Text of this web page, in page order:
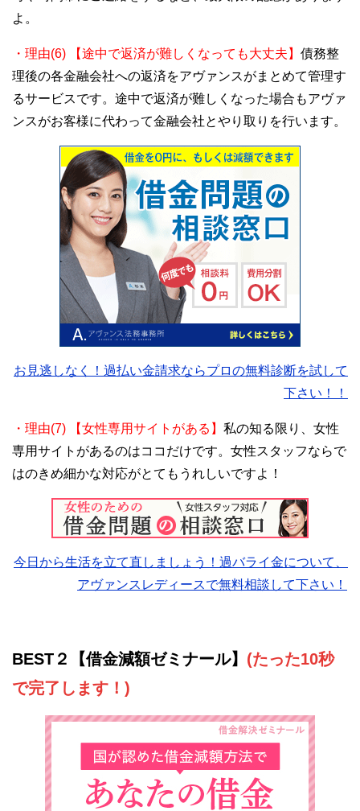
よ。
・理由(6) 【途中で返済が難しくなっても大丈夫】 債務整
理後の各金融会社への返済をアヴァンスがまとめて管理す
るサービスです。途中で返済が難しくなった場合もアヴァ
ンスがお客様に代わって金融会社とやり取りを行います。
お見逃しなく！過払い金請求ならプロの無料診断を試して
下さい！！
・理由(7) 【女性専用サイトがある】 私の知る限り、女性
専用サイトがあるのはココだけです。女性スタッフならで
はのきめ細かな対応がとてもうれしいですよ！
今日から生活を立て直しましょう！過バライ金について、
アヴァンスレディースで無料相談して下さい！
BEST２【借金減額ゼミナール】 (たった10秒
で完了します！)